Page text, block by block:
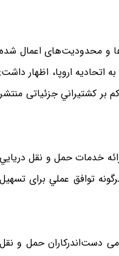
و محدودیت‌های اعمال شده
اروپا، اظهار داشت:
درباره لغو تحريم‌هاي حاكم بر كشتيراني جزئیاتی منتشر
خدمات حمل و نقل دريايي
توافق عملي برای تسهيل
دست‌اندرکاران حمل و نقل